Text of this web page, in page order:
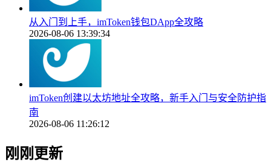
从入门到上手，imToken钱包DApp全攻略
2026-08-06 13:39:34
imToken创建以太坊地址全攻略，新手入门与安全防护指
南
2026-08-06 11:26:12
刚刚更新